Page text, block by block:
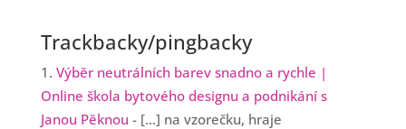
Trackbacky/pingbacky
Výběr neutrálních barev snadno a rychle |
Online škola bytového designu a podnikání s
Janou Pěknou - […] na vzorečku, hraje